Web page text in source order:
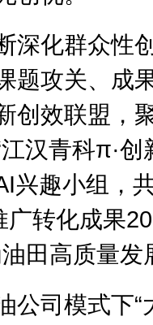
化群众性创
题攻关、成
创效联盟，
汉青科π·
兴趣小组，
广转化成果
田高质量
司模式下“